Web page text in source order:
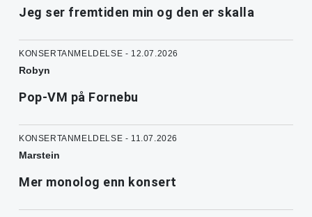
Jeg ser fremtiden min og den er skalla
KONSERTANMELDELSE - 12.07.2026
Robyn
Pop-VM på Fornebu
KONSERTANMELDELSE - 11.07.2026
Marstein
Mer monolog enn konsert